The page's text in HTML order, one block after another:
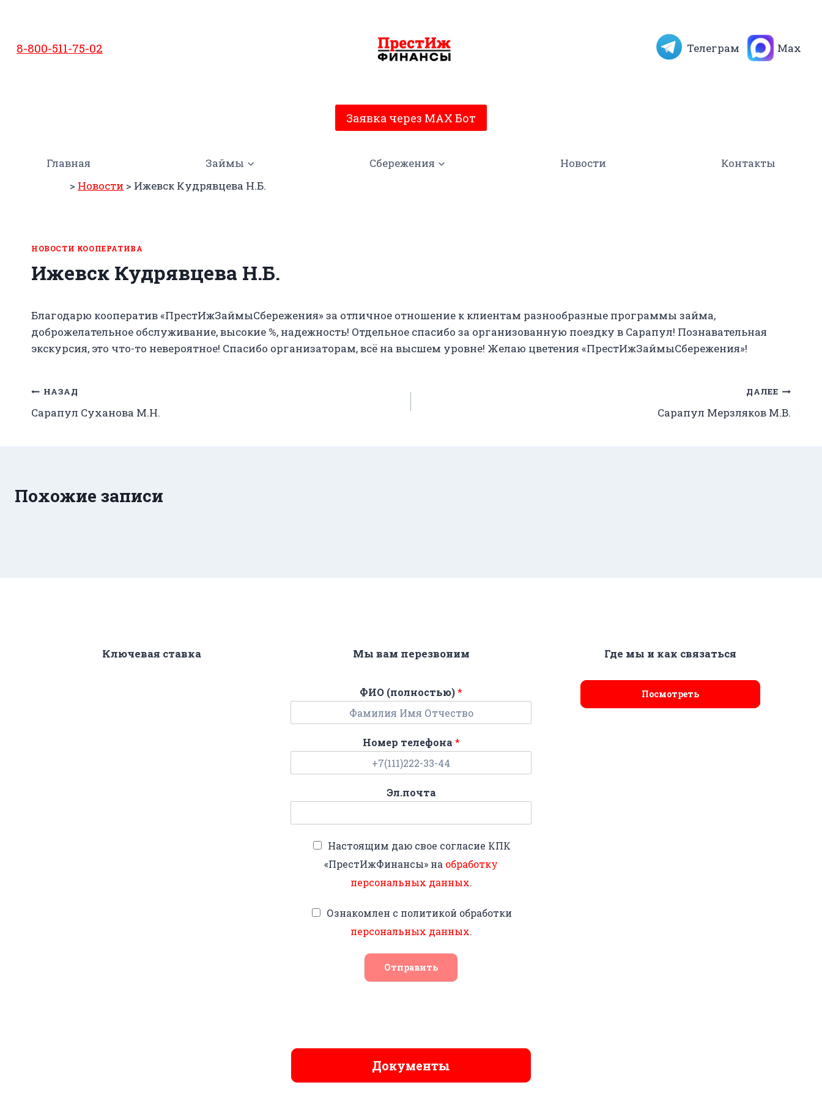
содержимому
8-800-511-75-02 Телеграм Max
Заявка через MAX Бот
Главная Займы Сбережения Новости
Контакты
> Новости > Ижевск Кудрявцева Н.Б.
НОВОСТИ КООПЕРАТИВА
Ижевск Кудрявцева Н.Б.
Благодарю кооператив «ПрестИжЗаймыСбережения» за отличное отношение к клиентам разнообразные программы займа,
доброжелательное обслуживание, высокие %, надежность! Отдельное спасибо за организованную поездку в Сарапул! Познавательная
экскурсия, это что-то невероятное! Спасибо организаторам, всё на высшем уровне! Желаю цветения «ПрестИжЗаймыСбережения»!
Навигация
по
НАЗАД
Сарапул Суханова М.Н.
ДАЛЕЕ
Сарапул Мерзляков М.В.
Похожие записи
Ключевая ставка Мы вам перезвоним
ФИО (полностью)*
Номер телефона *
Эл.почта
Настоящим даю свое согласие КПК
«ПрестИжФинансы» на обработку
персональных данных.
Ознакомлен с политикой обработки
персональных данных.
Отправить
Где мы и как связаться
Посмотреть
Документы